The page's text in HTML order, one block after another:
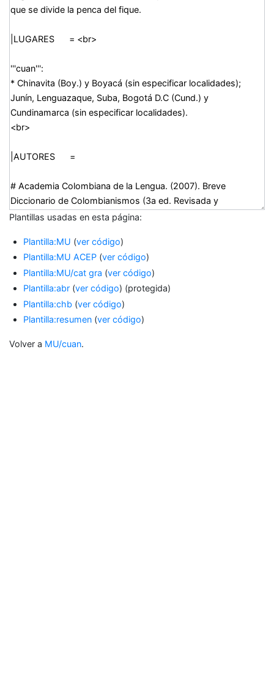
Plantillas usadas en esta página:
Plantilla:MU (ver código)
Plantilla:MU ACEP (ver código)
Plantilla:MU/cat gra (ver código)
Plantilla:abr (ver código) (protegida)
Plantilla:chb (ver código)
Plantilla:resumen (ver código)
Volver a MU/cuan.